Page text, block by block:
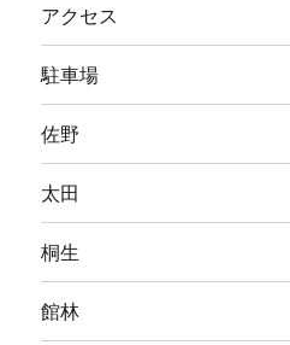
アクセス
駐車場
佐野
太田
桐生
館林